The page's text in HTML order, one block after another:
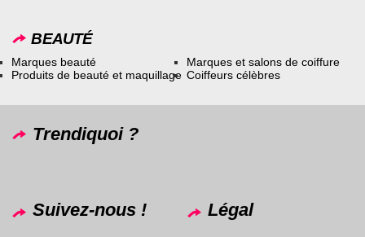
BEAUTÉ
Marques beauté
Produits de beauté et maquillage
Marques et salons de coiffure
Coiffeurs célèbres
Trendiquoi ?
Suivez-nous ! Légal